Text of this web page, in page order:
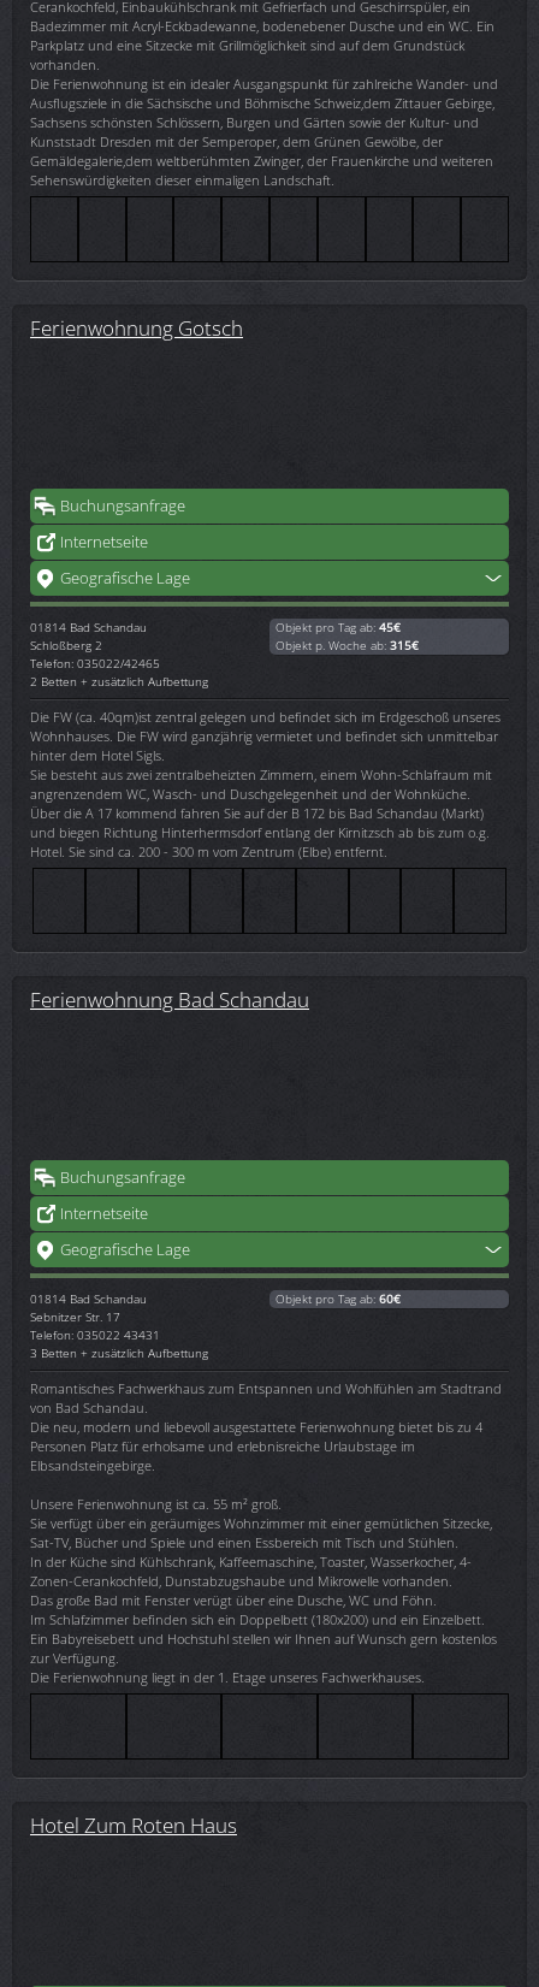
Cerankochfeld, Einbaukühlschrank mit Gefrierfach und Geschirrspüler, ein
Badezimmer mit Acryl-Eckbadewanne, bodenebener Dusche und ein WC. Ein
Parkplatz und eine Sitzecke mit Grillmöglichkeit sind auf dem Grundstück
vorhanden.
Die Ferienwohnung ist ein idealer Ausgangspunkt für zahlreiche Wander- und
Ausflugsziele in die Sächsische und Böhmische Schweiz,dem Zittauer Gebirge,
Sachsens schönsten Schlössern, Burgen und Gärten sowie der Kultur- und
Kunststadt Dresden mit der Semperoper, dem Grünen Gewölbe, der
Gemäldegalerie,dem weltberühmten Zwinger, der Frauenkirche und weiteren
Sehenswürdigkeiten dieser einmaligen Landschaft.
Ferienwohnung Gotsch
Buchungsanfrage
Internetseite
Geografische Lage
01814 Bad Schandau
Schloßberg 2
Telefon: 035022/42465
2 Betten + zusätzlich Aufbettung
Objekt pro Tag ab: 45€
Objekt p. Woche ab: 315€
Die FW (ca. 40qm)ist zentral gelegen und befindet sich im Erdgeschoß unseres
Wohnhauses. Die FW wird ganzjährig vermietet und befindet sich unmittelbar
hinter dem Hotel Sigls.
Sie besteht aus zwei zentralbeheizten Zimmern, einem Wohn-Schlafraum mit
angrenzendem WC, Wasch- und Duschgelegenheit und der Wohnküche.
Über die A 17 kommend fahren Sie auf der B 172 bis Bad Schandau (Markt)
und biegen Richtung Hinterhermsdorf entlang der Kirnitzsch ab bis zum o.g.
Hotel. Sie sind ca. 200 - 300 m vom Zentrum (Elbe) entfernt.
Ferienwohnung Bad Schandau
Buchungsanfrage
Internetseite
Geografische Lage
01814 Bad Schandau
Sebnitzer Str. 17
Telefon: 035022 43431
3 Betten + zusätzlich Aufbettung
Objekt pro Tag ab: 60€
Romantisches Fachwerkhaus zum Entspannen und Wohlfühlen am Stadtrand
von Bad Schandau.
Die neu, modern und liebevoll ausgestattete Ferienwohnung bietet bis zu 4
Personen Platz für erholsame und erlebnisreiche Urlaubstage im
Elbsandsteingebirge.
Unsere Ferienwohnung ist ca. 55 m² groß.
Sie verfügt über ein geräumiges Wohnzimmer mit einer gemütlichen Sitzecke,
Sat-TV, Bücher und Spiele und einen Essbereich mit Tisch und Stühlen.
In der Küche sind Kühlschrank, Kaffeemaschine, Toaster, Wasserkocher, 4-
Zonen-Cerankochfeld, Dunstabzugshaube und Mikrowelle vorhanden.
Das große Bad mit Fenster verügt über eine Dusche, WC und Föhn.
Im Schlafzimmer befinden sich ein Doppelbett (180x200) und ein Einzelbett.
Ein Babyreisebett und Hochstuhl stellen wir Ihnen auf Wunsch gern kostenlos
zur Verfügung.
Die Ferienwohnung liegt in der 1. Etage unseres Fachwerkhauses.
Hotel Zum Roten Haus